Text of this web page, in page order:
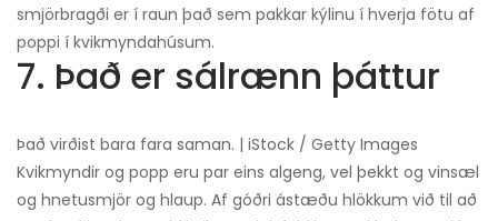
smjörbragði er í raun það sem pakkar kýlinu í hverja fötu af
poppi í kvikmyndahúsum.
7. Það er sálrænn þáttur
Það virðist bara fara saman. | iStock / Getty Images
Kvikmyndir og popp eru par eins algeng, vel þekkt og vinsæl
og hnetusmjör og hlaup. Af góðri ástæðu hlökkum við til að